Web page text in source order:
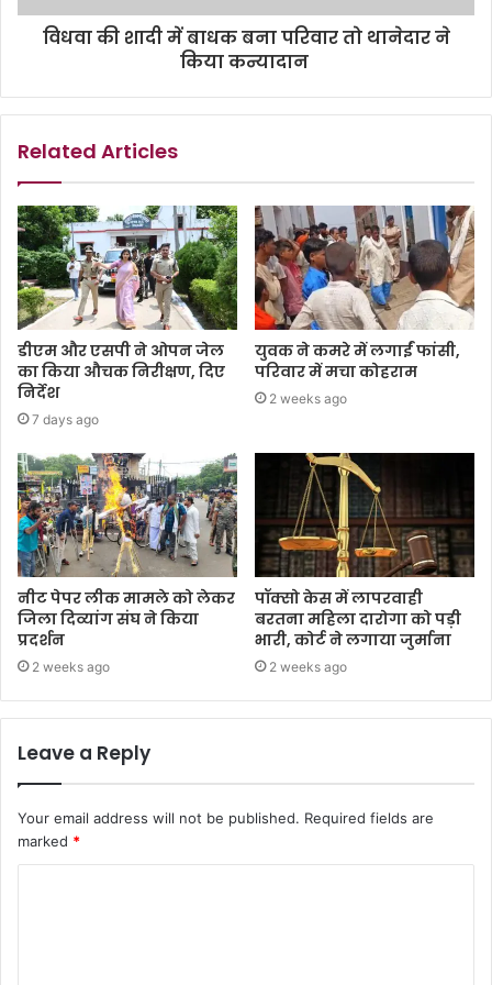
विधवा की शादी में बाधक बना परिवार तो थानेदार ने
किया कन्यादान
Related Articles
डीएम और एसपी ने ओपन जेल
का किया औचक निरीक्षण, दिए
निर्देश
7 days ago
युवक ने कमरे में लगाईं फांसी,
परिवार में मचा कोहराम
2 weeks ago
नीट पेपर लीक मामले को लेकर
जिला दिव्यांग संघ ने किया
प्रदर्शन
2 weeks ago
पॉक्सो केस में लापरवाही
बरतना महिला दारोगा को पड़ी
भारी, कोर्ट ने लगाया जुर्माना
2 weeks ago
Leave a Reply
Your email address will not be published. Required fields are
marked *